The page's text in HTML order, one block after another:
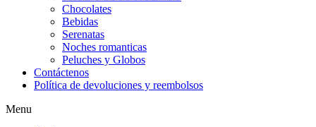
Chocolates
Bebidas
Serenatas
Noches romanticas
Peluches y Globos
Contáctenos
Política de devoluciones y reembolsos
Menu